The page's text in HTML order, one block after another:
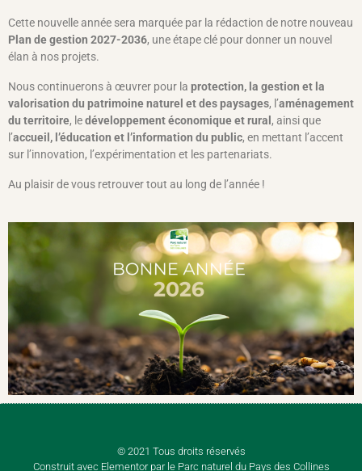
Cette nouvelle année sera marquée par la rédaction de notre nouveau
Plan de gestion 2027-2036, une étape clé pour donner un nouvel
élan à nos projets.
Nous continuerons à œuvrer pour la protection, la gestion et la
valorisation du patrimoine naturel et des paysages, l’aménagement
du territoire, ledéveloppement économique et rural , ainsi que
l’accueil, l’éducation et l’information du public, en mettant l’accent
sur l’innovation, l’expérimentation et les partenariats.
Au plaisir de vous retrouver tout au long de l’année !
© 2021 Tous droits réservés
Construit avec Elementor par le Parc naturel du Pays des Collines